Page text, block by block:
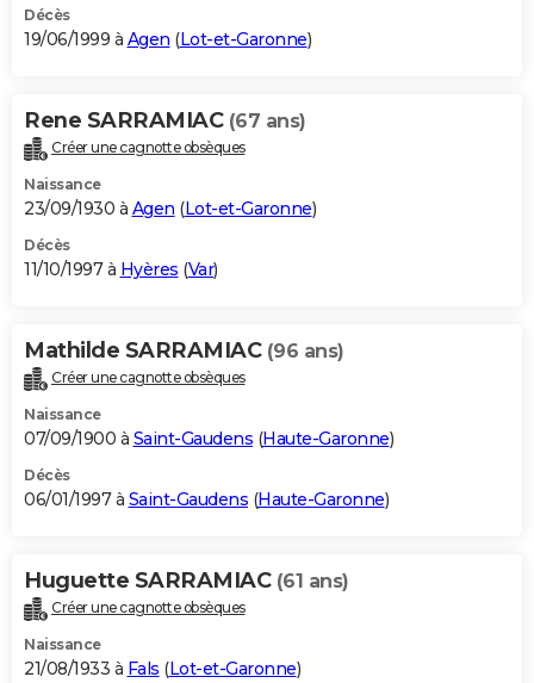
Décès
19/06/1999 à Agen (Lot-et-Garonne)
Rene SARRAMIAC (67 ans)
Créer une cagnotte obsèques
Naissance
23/09/1930 à Agen (Lot-et-Garonne)
Décès
11/10/1997 à Hyères (Var)
Mathilde SARRAMIAC (96 ans)
Créer une cagnotte obsèques
Naissance
07/09/1900 à Saint-Gaudens (Haute-Garonne)
Décès
06/01/1997 à Saint-Gaudens (Haute-Garonne)
Huguette SARRAMIAC (61 ans)
Créer une cagnotte obsèques
Naissance
21/08/1933 à Fals (Lot-et-Garonne)